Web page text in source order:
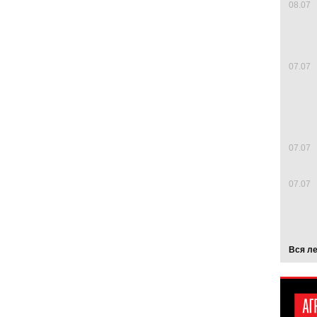
08.07
07.07
07.07
07.07
Вся